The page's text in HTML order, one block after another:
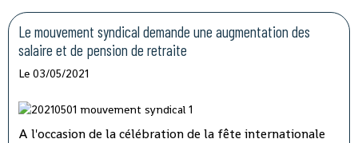
Le mouvement syndical demande une augmentation des
salaire et de pension de retraite
Le 03/05/2021
A l'occasion de la célébration de la fête internationale